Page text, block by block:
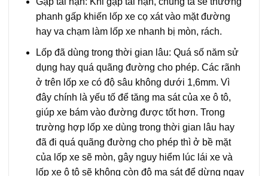
phanh gấp khiến lốp xe cọ xát vào mặt đường
hay va chạm làm lốp xe nhanh bị mòn, rách.
Lốp đã dùng trong thời gian lâu: Quá số năm sử
dụng hay quá quãng đường cho phép. Các rãnh
ở trên lốp xe có độ sâu không dưới 1,6mm. Vì
đây chính là yếu tố để tăng ma sát của xe ô tô,
giúp xe bám vào đường được tốt hơn. Trong
trường hợp lốp xe dùng trong thời gian lâu hay
đã đi quá quãng đường cho phép thì ở bề mặt
của lốp xe sẽ mòn, gây nguy hiểm lúc lái xe và
lốp xe ô tô sẽ không còn độ ma sát để dừng ngay